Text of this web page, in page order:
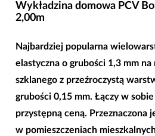
Wykładzina domowa PCV
2,00m
Najbardziej popularna
elastyczna o grubości 1,3 mm na
szklanego z przeźroczystą
grubości 0,15 mm. Łączy w
przystępną ceną. Przeznaczona
w pomieszczeniach